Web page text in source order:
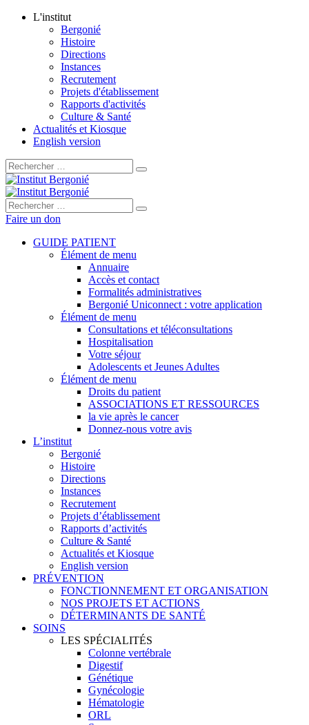
L'institut
Bergonié
Histoire
Directions
Instances
Recrutement
Projets d'établissement
Rapports d'activités
Culture & Santé
Actualités et Kiosque
English version
Rechercher :
Rechercher :
Faire un don
GUIDE PATIENT
Élément de menu
Annuaire
Accès et contact
Formalités administratives
Bergonié Uniconnect : votre application
Élément de menu
Consultations et téléconsultations
Hospitalisation
Votre séjour
Adolescents et Jeunes Adultes
Élément de menu
Droits du patient
ASSOCIATIONS ET RESSOURCES
la vie après le cancer
Donnez-nous votre avis
L’institut
Bergonié
Histoire
Directions
Instances
Recrutement
Projets d’établissement
Rapports d’activités
Culture & Santé
Actualités et Kiosque
English version
PRÉVENTION
FONCTIONNEMENT ET ORGANISATION
NOS PROJETS ET ACTIONS
DÉTERMINANTS DE SANTÉ
SOINS
LES SPÉCIALITÉS
Colonne vertébrale
Digestif
Génétique
Gynécologie
Hématologie
ORL